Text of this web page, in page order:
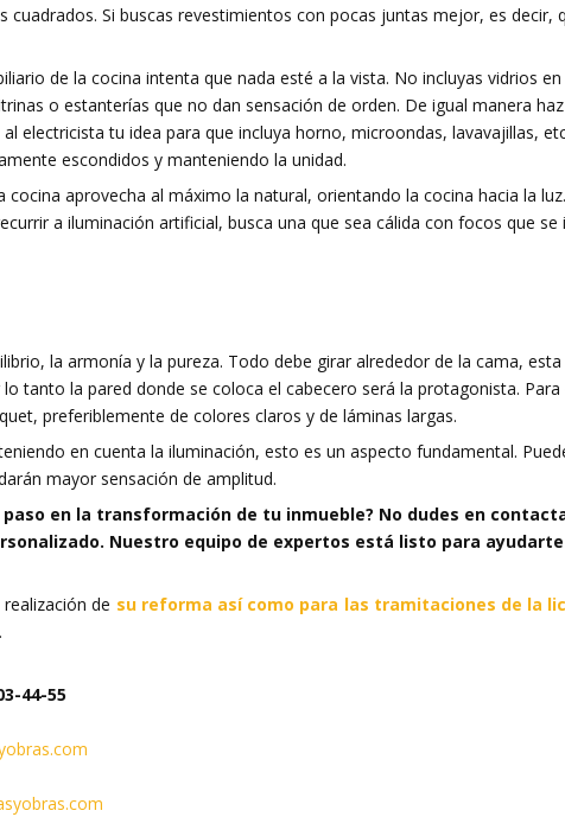
Si buscas revestimientos con pocas juntas mejor, es decir,
de la cocina intenta que nada esté a la vista. No incluyas vidrios
o estanterías que no dan sensación de orden. De igual manera
electricista tu idea para que incluya horno, microondas, lavavajillas,
escondidos y manteniendo la unidad.
cocina aprovecha al máximo la natural, orientando la cocina hacia la
a iluminación artificial, busca una que sea cálida con focos que se
la armonía y la pureza. Todo debe girar alrededor de la cama,
tanto la pared donde se coloca el cabecero será la protagonista. Para
preferiblemente de colores claros y de láminas largas.
en cuenta la iluminación, esto es un aspecto fundamental.
mayor sensación de amplitud.
en la transformación de tu inmueble? No dudes en
Nuestro equipo de expertos está listo para
de su reforma así como para las tramitaciones de la
44-55